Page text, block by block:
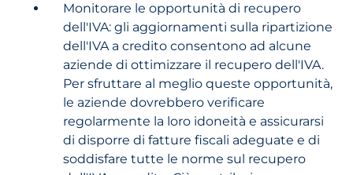
Monitorare le opportunità di recupero
dell'IVA: gli aggiornamenti sulla ripartizione
dell'IVA a credito consentono ad alcune
aziende di ottimizzare il recupero dell'IVA.
Per sfruttare al meglio queste opportunità,
le aziende dovrebbero verificare
regolarmente la loro idoneità e assicurarsi
di disporre di fatture fiscali adeguate e di
soddisfare tutte le norme sul recupero